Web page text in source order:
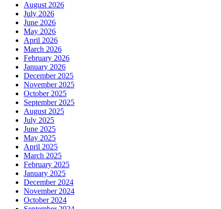
August 2026
July 2026
June 2026
May 2026
April 2026
March 2026
February 2026
January 2026
December 2025
November 2025
October 2025
September 2025
August 2025
July 2025
June 2025
May 2025
April 2025
March 2025
February 2025
January 2025
December 2024
November 2024
October 2024